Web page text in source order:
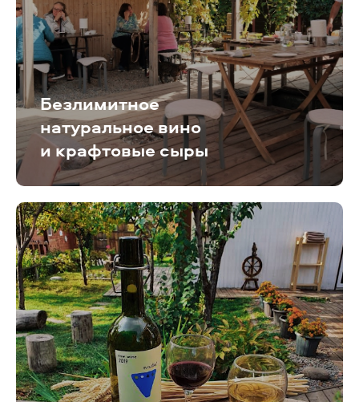
Безлимитное
натуральное вино
и крафтовые сыры